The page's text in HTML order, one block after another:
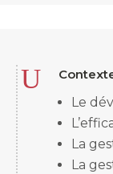
U
Le
La
La